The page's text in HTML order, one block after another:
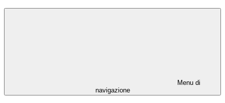
Menu di
navigazione